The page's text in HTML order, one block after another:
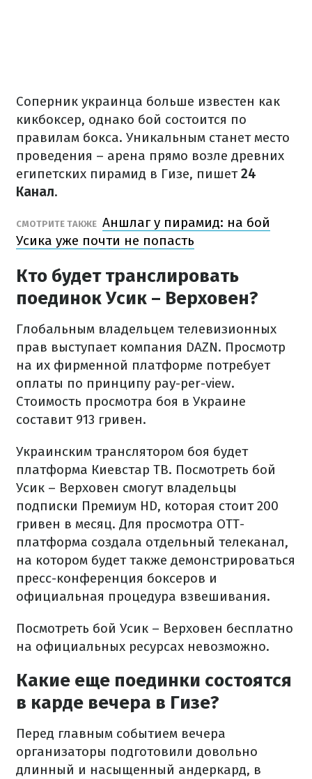
Соперник украинца больше известен как
кикбоксер, однако бой состоится по
правилам бокса. Уникальным станет место
проведения – арена прямо возле древних
египетских пирамид в Гизе, пишет24
Канал.
СМОТРИТЕ ТАКЖЕ Аншлаг у пирамид: на бой
Усика уже почти не попасть
Кто будет транслировать
поединок Усик – Верховен?
Глобальным владельцем телевизионных
прав выступает компания DAZN. Просмотр
на их фирменной платформе потребует
оплаты по принципу pay-per-view.
Стоимость просмотра боя в Украине
составит 913 гривен.
Украинским транслятором боя будет
платформа Киевстар ТВ. Посмотреть бой
Усик – Верховен смогут владельцы
подписки Премиум HD, которая стоит 200
гривен в месяц. Для просмотра ОТТ-
платформа создала отдельный телеканал,
на котором будет также демонстрироваться
пресс-конференция боксеров и
официальная процедура взвешивания.
Посмотреть бой Усик – Верховен бесплатно
на официальных ресурсах невозможно.
Какие еще поединки состоятся
в карде вечера в Гизе?
Перед главным событием вечера
организаторы подготовили довольно
длинный и насыщенный андеркард, в